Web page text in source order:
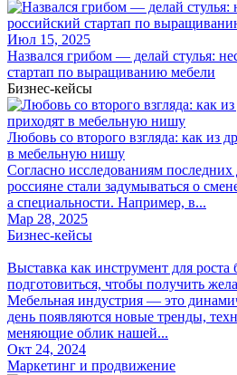
Июл 15, 2025
Назвался грибом — делай стулья:
стартап по выращиванию мебели
Бизнес-кейсы
Любовь со второго взгляда: как из
в мебельную нишу
Согласно исследованиям последних
россияне стали задумываться о
а специальности. Например, в...
Мар 28, 2025
Бизнес-кейсы
Выставка как инструмент для роста
подготовиться, чтобы получить
Мебельная индустрия — это
день появляются новые тренды,
меняющие облик нашей...
Окт 24, 2024
Маркетинг и продвижение